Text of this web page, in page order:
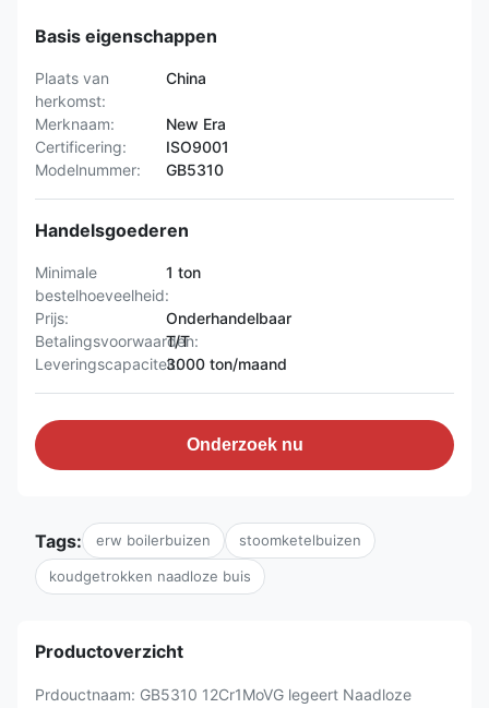
Basis eigenschappen
Plaats van
herkomst:
China
Merknaam:
New Era
Certificering:
ISO9001
Modelnummer:
GB5310
Handelsgoederen
Minimale
bestelhoeveelheid:
1 ton
Prijs:
Onderhandelbaar
Betalingsvoorwaarden:
T/T
Leveringscapaciteit:3000 ton/maand
Onderzoek nu
Tags: erw boilerbuizen stoomketelbuizen
koudgetrokken naadloze buis
Productoverzicht
Prdouctnaam: GB5310 12Cr1MoVG legeert Naadloze